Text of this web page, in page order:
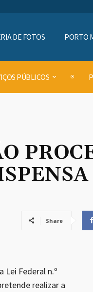
DE FOTOS PORTO
PÚBLICOS
Share
Federal n.º
realizar a